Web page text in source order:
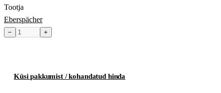
Tootja
Eberspächer
− +
Küsi pakkumist / kohandatud hinda